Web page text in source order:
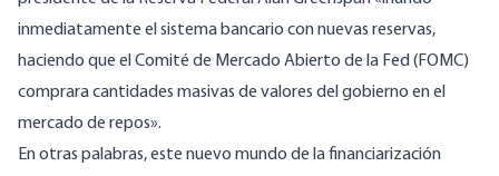
inmediatamente el sistema bancario con nuevas reservas,
haciendo que el Comité de Mercado Abierto de la Fed (FOMC)
comprara cantidades masivas de valores del gobierno en el
mercado de repos».
En otras palabras, este nuevo mundo de la financiarización